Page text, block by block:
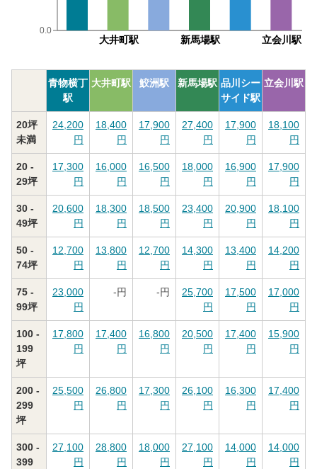
大井町駅 新馬場駅 立会川駅
0.0
青物横丁
駅
大井町駅 鮫洲駅 新馬場駅 品川シー
サイド駅
立会川駅
20坪
未満
24,200
円
18,400
円
17,900
円
27,400
円
17,900
円
18,100
円
20 -
29坪
17,300
円
16,000
円
16,500
円
18,000
円
16,900
円
17,900
円
30 -
49坪
20,600
円
18,300
円
18,500
円
23,400
円
20,900
円
18,100
円
50 -
74坪
12,700
円
13,800
円
12,700
円
14,300
円
13,400
円
14,200
円
75 -
99坪
23,000
円
-円 -円
25,700
円
17,500
円
17,000
円
100 -
199
坪
17,800
円
17,400
円
16,800
円
20,500
円
17,400
円
15,900
円
200 -
299
坪
25,500
円
26,800
円
17,300
円
26,100
円
16,300
円
17,400
円
300 -
399
27,100
円
28,800
円
18,000
円
27,100
円
14,000
円
14,000
円